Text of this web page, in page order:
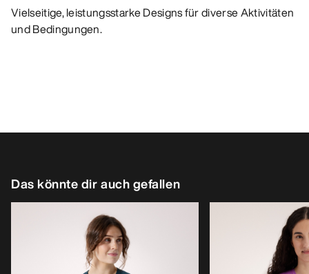
Vielseitige, leistungsstarke Designs für diverse Aktivitäten
und Bedingungen.
Das könnte dir auch gefallen